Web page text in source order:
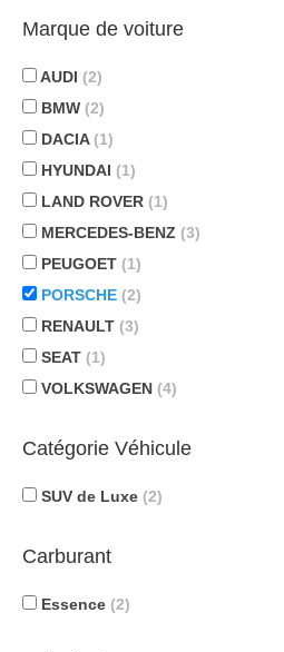
Marque de voiture
AUDI (2)
BMW (2)
DACIA (1)
HYUNDAI (1)
LAND ROVER (1)
MERCEDES-BENZ (3)
PEUGOET (1)
PORSCHE (2)
RENAULT (3)
SEAT (1)
VOLKSWAGEN (4)
Catégorie Véhicule
SUV de Luxe (2)
Carburant
Essence (2)